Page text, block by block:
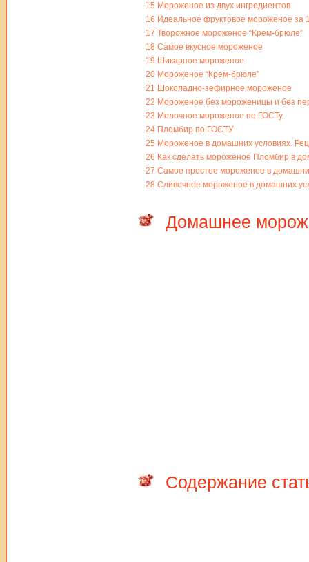
15 Мороженое из двух ингредиентов
16 Идеальное фруктовое мороженое за
17 Творожное мороженое “Крем-брюле”
18 Самое вкусное мороженое
19 Шикарное мороженое
20 Мороженое “Крем-брюле”
21 Шоколадно-зефирное мороженое
22 Мороженое без мороженицы и без
23 Молочное мороженое по ГОСТу
24 Пломбир по ГОСТУ
25 Мороженое в домашних условиях.
26 Как сделать мороженое Пломбир в
27 Самое простое мороженое в
28 Сливочное мороженое в домашних
Домашнее
Содержание